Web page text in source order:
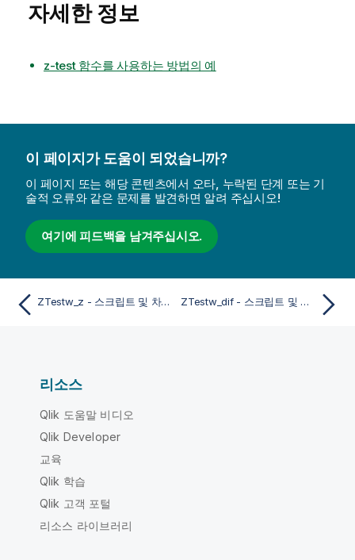
자세한 정보
z-test 함수를 사용하는 방법의 예
이 페이지가 도움이 되었습니까?
이 페이지 또는 해당 콘텐츠에서 오타, 누락된 단계 또는 기
술적 오류와 같은 문제를 발견하면 알려 주십시오!
여기에 피드백을 남겨주십시오.
ZTestw_z - 스크립트 및 차트 함수 ZTestw_dif - 스크립트 및 차트 함수
리소스
Qlik 도움말 비디오
Qlik Developer
교육
Qlik 학습
Qlik 고객 포털
리소스 라이브러리